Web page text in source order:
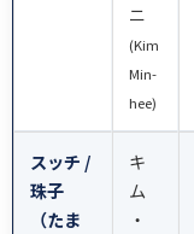
ニ
(Kim
Min-
hee)
スッチ /
珠子
（たま
キ
ム
・